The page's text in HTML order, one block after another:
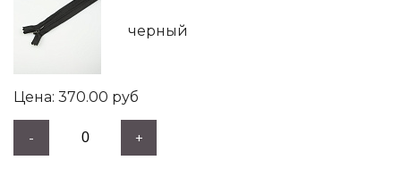
черный
370.00 руб
- +